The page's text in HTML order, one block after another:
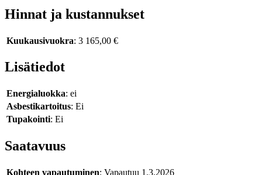
Hinnat ja kustannukset
Kuukausivuokra: 3 165,00 €
Lisätiedot
Energialuokka: ei
Asbestikartoitus: Ei
Tupakointi: Ei
Saatavuus
Kohteen vapautuminen: Vapautuu 1.3.2026